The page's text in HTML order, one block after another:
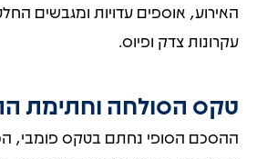
האירוע, אוספים עדויות ומגבשים
עקרונות צדק ופיוס.
טקס הסולחה וחתימת
ההסכם הסופי נחתם בטקס פומבי,